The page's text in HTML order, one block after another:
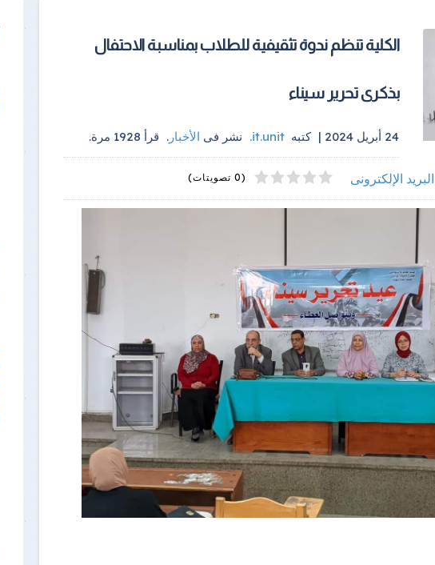
الكلية تنظم ندوة تثقيفية للطلاب بمناسبة الاحتفال
بذكرى تحرير سيناء
24 أبريل 2024 | كتبه it.unit
. نشر فى الأخبار . قرأ 1928 مرة.
البريد الإلكترونى 1
2
3
4
5 (0 تصويتات)